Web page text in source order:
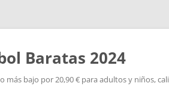
Baratas 2024
más bajo por 20,90 € para adultos y niños,